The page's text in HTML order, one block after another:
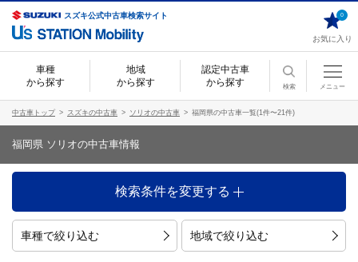
スズキ公式中古車検索サイト
お気に入り
0
車種
から探す
地域
から探す
認定中古車
から探す
検索 メニュー
中古車トップ スズキの中古車 ソリオの中古車 福岡県の中古車一覧(1件〜21件)
福岡県 ソリオの中古車情報
検索条件を変更する
車種で絞り込む 地域で絞り込む